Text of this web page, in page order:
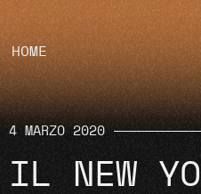
HOME
4 MARZO 2020
IL NEW